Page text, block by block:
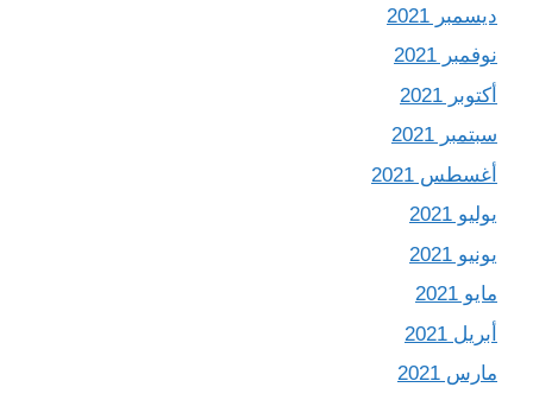
ديسمبر 2021
نوفمبر 2021
أكتوبر 2021
سبتمبر 2021
أغسطس 2021
يوليو 2021
يونيو 2021
مايو 2021
أبريل 2021
مارس 2021